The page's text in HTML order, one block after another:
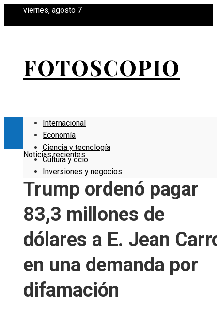
viernes, agosto 7
FOTOSCOPIO
Internacional
Economía
Ciencia y tecnología
Cultura y ocio
Inversiones y negocios
Noticias recientes
Trump ordenó pagar
83,3 millones de
dólares a E. Jean
en una demanda por
difamación